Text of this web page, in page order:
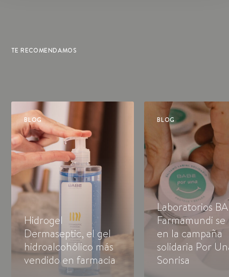
TE RECOMENDAMOS
BLOG
Hidrogel
Dermaseptic, el gel
hidroalcohólico más
vendido en farmacia
BLOG
Laboratorios
Farmamundi
en la campaña
solidaria Por
Sonrisa